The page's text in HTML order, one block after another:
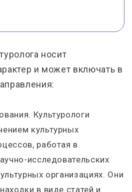
носит
и может включать в
Культурологи
культурных
работая в
исследовательских
организациях. Они
в виде статей и